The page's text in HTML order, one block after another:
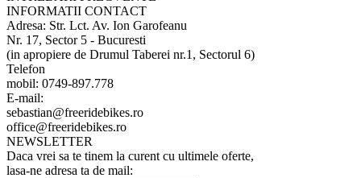
INFORMATII CONTACT
Adresa: Str. Lct. Av. Ion Garofeanu
Nr. 17, Sector 5 - Bucuresti
(in apropiere de Drumul Taberei nr.1, Sectorul 6)
Telefon
mobil: 0749-897.778
E-mail:
sebastian@freeridebikes.ro
office@freeridebikes.ro
NEWSLETTER
Daca vrei sa te tinem la curent cu ultimele oferte,
lasa-ne adresa ta de mail: